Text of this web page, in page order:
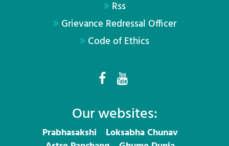
Rss
Grievance Redressal Officer
Code of Ethics
Our websites:
Prabhasakshi
Loksabha Chunav